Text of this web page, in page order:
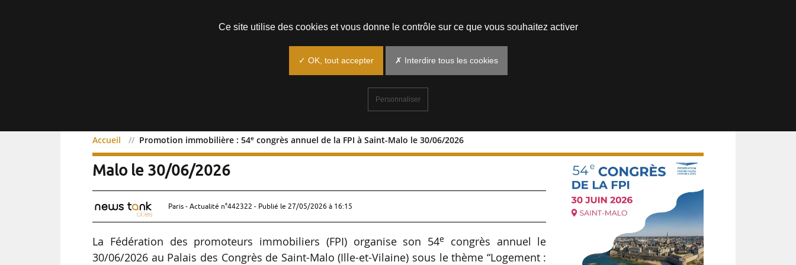
Accueil Promotion immobilière : 54e congrès annuel de la FPI à Saint-Malo le 30/06/2026
Promotion immobilière : 54econgrès annuel de la FPI à Saint-
Malo le 30/06/2026
Paris - Actualité n°442322 - Publié le 27/05/2026 à 16:15
La Fédération des promoteurs immobiliers (FPI) organise son 54e
congrès annuel le
30/06/2026 au Palais des Congrès de Saint-Malo (Ille-et-Vilaine) sous le thème “Logement :
Ce site utilise des cookies et vous donne le contrôle sur ce que vous souhaitez activer
✓ OK, tout accepter ✗ Interdire tous les cookies
Personnaliser